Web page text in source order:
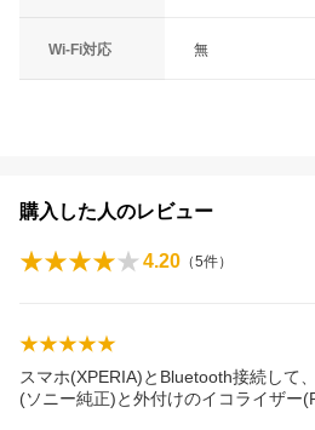
Wi-Fi対応 無
購入した人のレビュー
4.20 （5件）
スマホ(XPERIA)とBluetooth接続して
(ソニー純正)と外付けのイコライザー